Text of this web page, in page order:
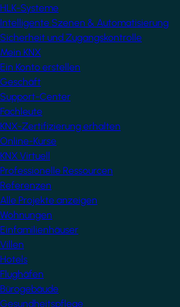
HLK-Systeme
Intelligente Szenen & Automatisierung
Sicherheit und Zugangskontrolle
Mein KNX
Ein Konto erstellen
Geschäft
Support-Center
Fachleute
KNX-Zertifizierung erhalten
Online-Kurse
KNX Virtuell
Professionelle Ressourcen
Referenzen
Alle Projekte anzeigen
Wohnungen
Einfamilienhäuser
Villen
Hotels
Flughäfen
Bürogebäude
Gesundheitspflege